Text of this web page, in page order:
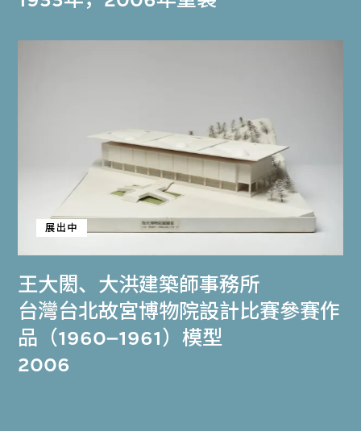
王大閎、 大洪建築師事務所
展出中
台灣台北故宮博物院設計比賽參賽作
品（1960–1961）模型
2006